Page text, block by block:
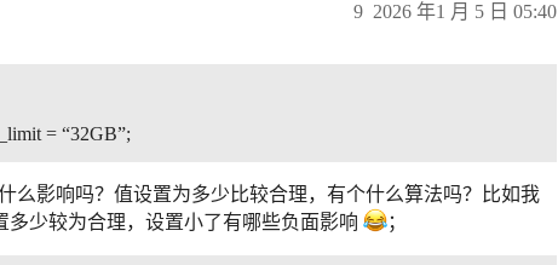
2026 年1 月 5 日 05:40
9
= “32GB”;
什么影响吗？值设置为多少比较合理，有个什么算法吗？比如我
多少较为合理，设置小了有哪些负面影响
；